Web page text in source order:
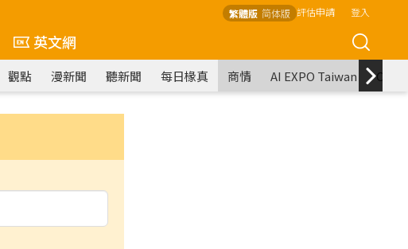
繁體版 简体版 評估申請 登入
英文網
觀點 漫新聞 聽新聞 每日椽真 商情 AI EXPO Taiwan